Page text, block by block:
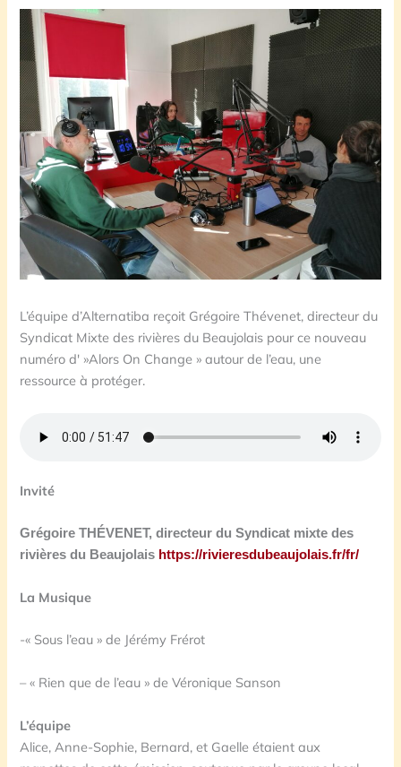
L’équipe d’Alternatiba reçoit Grégoire Thévenet, directeur du
Syndicat Mixte des rivières du Beaujolais pour ce nouveau
numéro d' »Alors On Change » autour de l’eau, une
ressource à protéger.
Invité
Grégoire THÉVENET, directeur du Syndicat mixte des
rivières du Beaujolais https://rivieresdubeaujolais.fr/fr/
La Musique
-« Sous l’eau » de Jérémy Frérot
– « Rien que de l’eau » de Véronique Sanson
L’équipe
Alice, Anne-Sophie, Bernard, et Gaelle étaient aux